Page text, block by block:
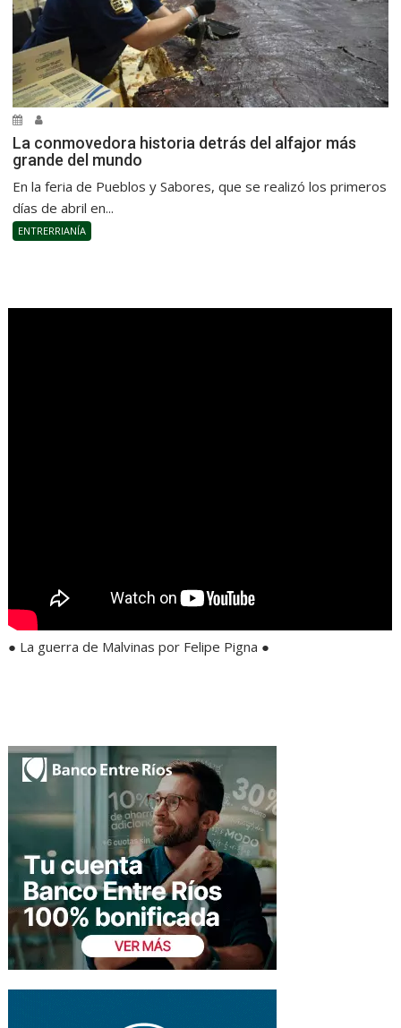
La conmovedora historia detrás del alfajor más
grande del mundo
En la feria de Pueblos y Sabores, que se realizó los primeros
días de abril en...
ENTRERRIANÍA
● La guerra de Malvinas por Felipe Pigna ●